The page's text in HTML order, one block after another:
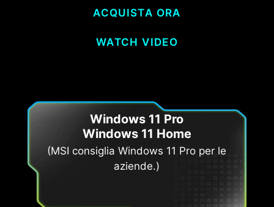
ACQUISTA ORA
WATCH VIDEO
Windows 11 Pro
Windows 11 Home
(MSI consiglia Windows 11 Pro per le
aziende.)